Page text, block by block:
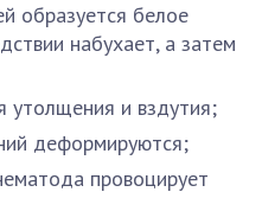
образуется белое
набухает, а затем
утолщения и вздутия;
деформируются;
провоцирует